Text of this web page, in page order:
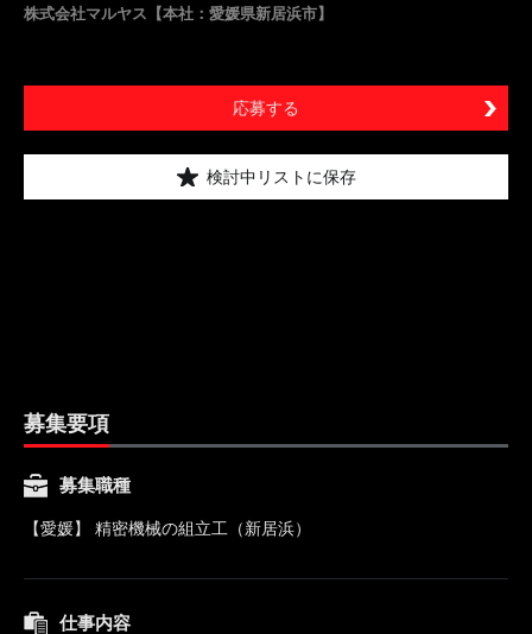
株式会社マルヤス【本社：愛媛県新居浜市】
応募する
検討中リストに保存
募集要項
募集職種
【愛媛】 精密機械の組立工（新居浜）
仕事内容